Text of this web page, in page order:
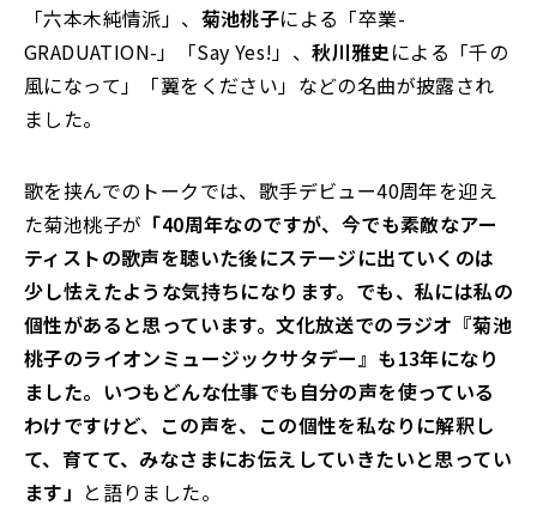
「六本木純情派」、 菊池桃子による「卒業-
GRADUATION-」「Say Yes!」、秋川雅史による「千の
風になって」「翼をください」などの名曲が披露され
ました。
歌を挟んでのトークでは、歌手デビュー40周年を迎え
た菊池桃子が 「40周年なのですが、今でも素敵なアー
ティストの歌声を聴いた後にステージに出ていくのは
少し怯えたような気持ちになります。でも、私には私の
個性があると思っています。文化放送でのラジオ『菊池
桃子のライオンミュージックサタデー』も13年になり
ました。いつもどんな仕事でも自分の声を使っている
わけですけど、この声を、この個性を私なりに解釈し
て、育てて、みなさまにお伝えしていきたいと思ってい
ます」 と語りました。